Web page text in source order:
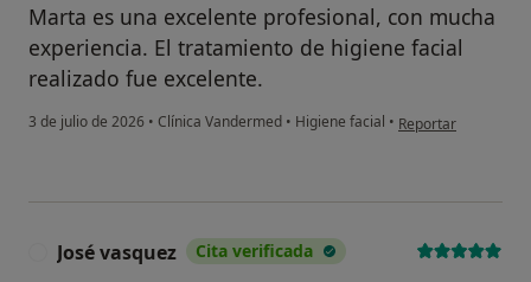
Marta es una excelente profesional, con mucha
experiencia. El tratamiento de higiene facial
realizado fue excelente.
3 de julio de 2026 • Clínica Vandermed • Higiene facial • en opinión del
Reportar
José vasquez Cita verificada